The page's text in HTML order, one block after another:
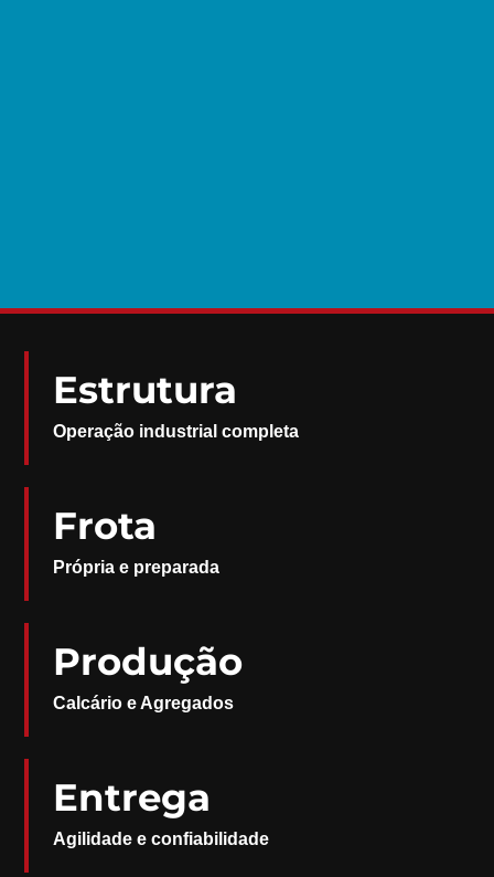
Estrutura
Operação industrial completa
Frota
Própria e preparada
Produção
Calcário e Agregados
Entrega
Agilidade e confiabilidade